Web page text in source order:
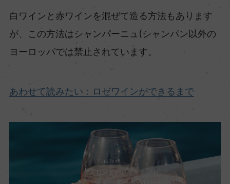
白ワインと赤ワインを混ぜて造る方法もあります
が、この方法はシャンパーニュ(シャンパン以外の
ヨーロッパでは禁止されています。
あわせて読みたい：ロゼワインができるまで